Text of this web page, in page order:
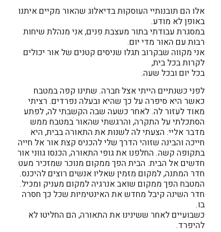
אלו הם תובנותיי העוסקות בדיאלוג שהאור מקיים איתנו
באופן לא מודע.
במסגרת עבודתי בתור מעצבת פנים, אני מנהלת שיחות
רבות עם האור מדי יום.
אני מקווה שבקרוב תגלו שניסים קטנים של אור יכולים
לקרות בכל בית,
בכל יום ובכל שעה.
לפני כשנתיים הייתי אצל חברה. שתינו קפה במטבח
כאשר היא סיפרה על כך שהיא ובעלה נפרדים. רציתי
מאוד לעזור לה. לאחר כשעה שבה הקשבתי לה, לפתע
הסתכלתי על התקרה, והרגשתי שהאור במטבח ממש
מדבר אליי. הצעתי לה לשנות את התאורה בבית, היא
חייכה והבינה שזוהי הדרך שלי להכניס קצת אור אל חייה
בתקופה קשה. החלפנו את גופי התאורה, הכנסו גווני אור
חדשים אל הבית. הבית הפך ממקום מנוכר שמזכיר מעט
חדר המתנה, למקום מזמין שאליו אנשים רוצים להיכנס.
המטבח הפך ממקום שואב אנרגיה למקום מעניק ומכיל.
חדר השינה קיבל מחדש את האינטימיות שכל כך חסרה
בו.
כשבועיים לאחר ששינינו את התאורה, הם החליטו לא
להיפרד.